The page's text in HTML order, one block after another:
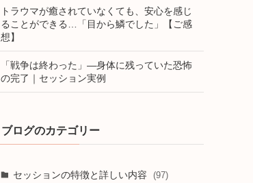
トラウマが癒されていなくても、安心を感じ
ることができる…「目から鱗でした」【ご感
想】
「戦争は終わった」―身体に残っていた恐怖
の完了｜セッション実例
ブログのカテゴリー
セッションの特徴と詳しい内容 (97)